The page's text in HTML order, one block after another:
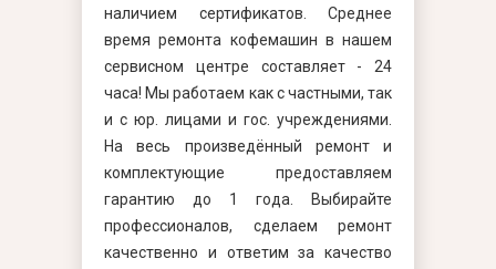
наличием сертификатов. Среднее
время ремонта кофемашин в нашем
сервисном центре составляет - 24
часа! Мы работаем как с частными, так
и с юр. лицами и гос. учреждениями.
На весь произведённый ремонт и
комплектующие предоставляем
гарантию до 1 года. Выбирайте
профессионалов, сделаем ремонт
качественно и ответим за качество